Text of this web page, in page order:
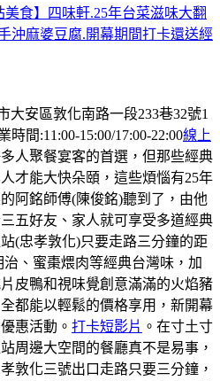
美食】四味軒.25年台菜滋味大翻
沖麻婆豆腐.開幕期間打卡還送經
大安區敦化南路一段233巷32號1
時間:11:00-15:00/17:00-22:00線上
人聚餐宴客的首選，但那些經典
才能大快朵頤，這些煩惱有25年
阿銘師傅(陳俊銘)聽到了，由他
五好友、家人就可享受多道經典
(忠孝敦化)只要走路三分鐘的距
、蜜棗煨肉等經典台灣味，加
皮鴨和視味覺創意滿滿的火焰豬
都能以輕鬆的價格享用，新開幕
惠活動。 打卡短影片 。在寸土寸
周邊大空間的餐廳真不是易事，
敦化三號出口走路只要三分鐘，